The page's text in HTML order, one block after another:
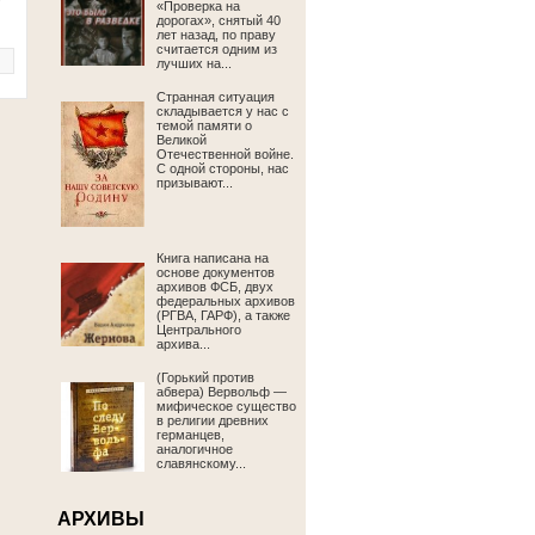
«Проверка на
дорогах», снятый 40
лет назад, по праву
считается одним из
лучших на...
Странная ситуация
складывается у нас с
темой памяти о
Великой
Отечественной войне.
С одной стороны, нас
призывают...
Книга написана на
основе документов
архивов ФСБ, двух
федеральных архивов
(РГВА, ГАРФ), а также
Центрального
архива...
(Горький против
абвера) Вервольф —
мифическое существо
в религии древних
германцев,
аналогичное
славянскому...
АРХИВЫ